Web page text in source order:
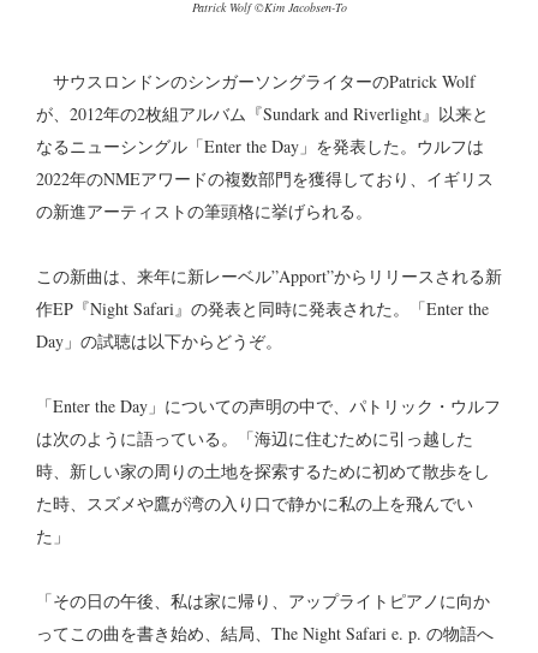
Patrick Wolf ©Kim Jacobsen-To
サウスロンドンのシンガーソングライターのPatrick Wolf
が、2012年の2枚組アルバム『Sundark and Riverlight』以来と
なるニューシングル「Enter the Day」を発表した。ウルフは
2022年のNMEアワードの複数部門を獲得しており、イギリス
の新進アーティストの筆頭格に挙げられる。
この新曲は、来年に新レーベル”Apport”からリリースされる新
作EP『Night Safari』の発表と同時に発表された。「Enter the
Day」の試聴は以下からどうぞ。
「Enter the Day」についての声明の中で、パトリック・ウルフ
は次のように語っている。「海辺に住むために引っ越した
時、新しい家の周りの土地を探索するために初めて散歩をし
た時、スズメや鷹が湾の入り口で静かに私の上を飛んでい
た」
「その日の午後、私は家に帰り、アップライトピアノに向か
ってこの曲を書き始め、結局、The Night Safari e. p. の物語へ